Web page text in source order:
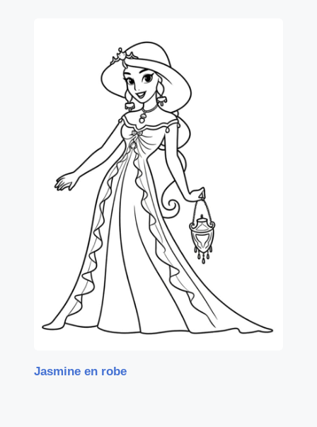
Jasmine en robe